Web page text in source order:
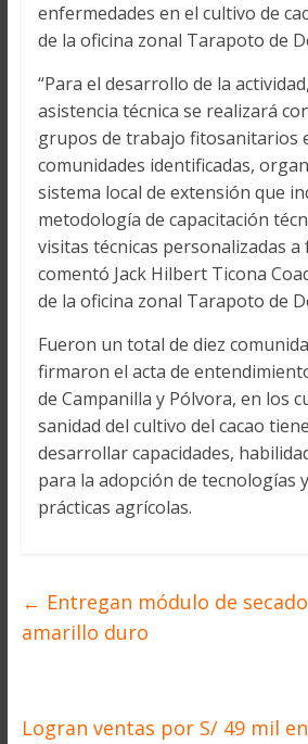
enfermedades en el cultivo de
de la oficina zonal Tarapoto de
“Para el desarrollo de la
asistencia técnica se realizará
grupos de trabajo fitosanitarios
comunidades identificadas,
sistema local de extensión que
metodología de capacitación
visitas técnicas personalizadas a
comentó Jack Hilbert Ticona
de la oficina zonal Tarapoto de
Fueron un total de diez
firmaron el acta de
de Campanilla y Pólvora, en los
sanidad del cultivo del cacao
desarrollar capacidades,
para la adopción de tecnologías
prácticas agrícolas.
← Entregan módulo de
amarillo duro
Logran ventas por S/ 49 mil